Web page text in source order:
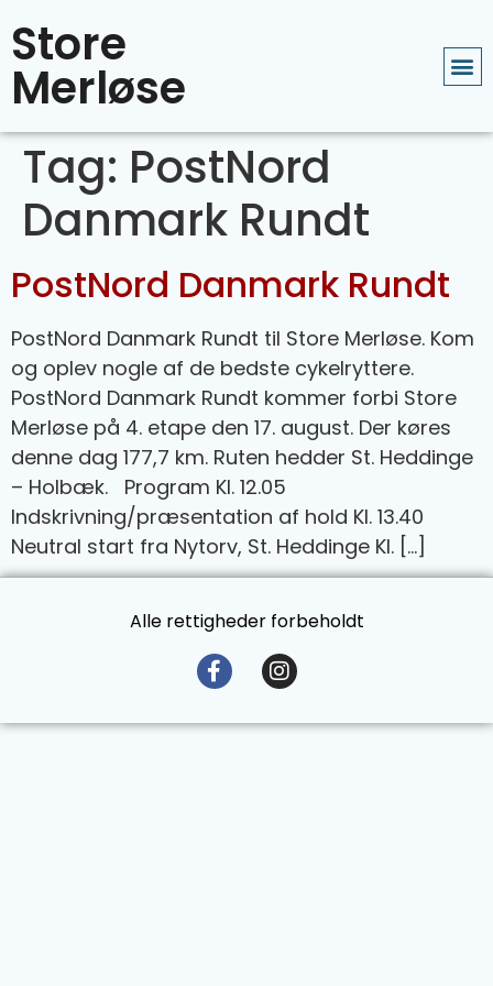
Store
Merløse
Tag: PostNord
Danmark Rundt
PostNord Danmark Rundt
PostNord Danmark Rundt til Store Merløse. Kom
og oplev nogle af de bedste cykelryttere.
PostNord Danmark Rundt kommer forbi Store
Merløse på 4. etape den 17. august. Der køres
denne dag 177,7 km. Ruten hedder St. Heddinge
– Holbæk. Program Kl. 12.05
Indskrivning/præsentation af hold Kl. 13.40
Neutral start fra Nytorv, St. Heddinge Kl. […]
Alle rettigheder forbeholdt